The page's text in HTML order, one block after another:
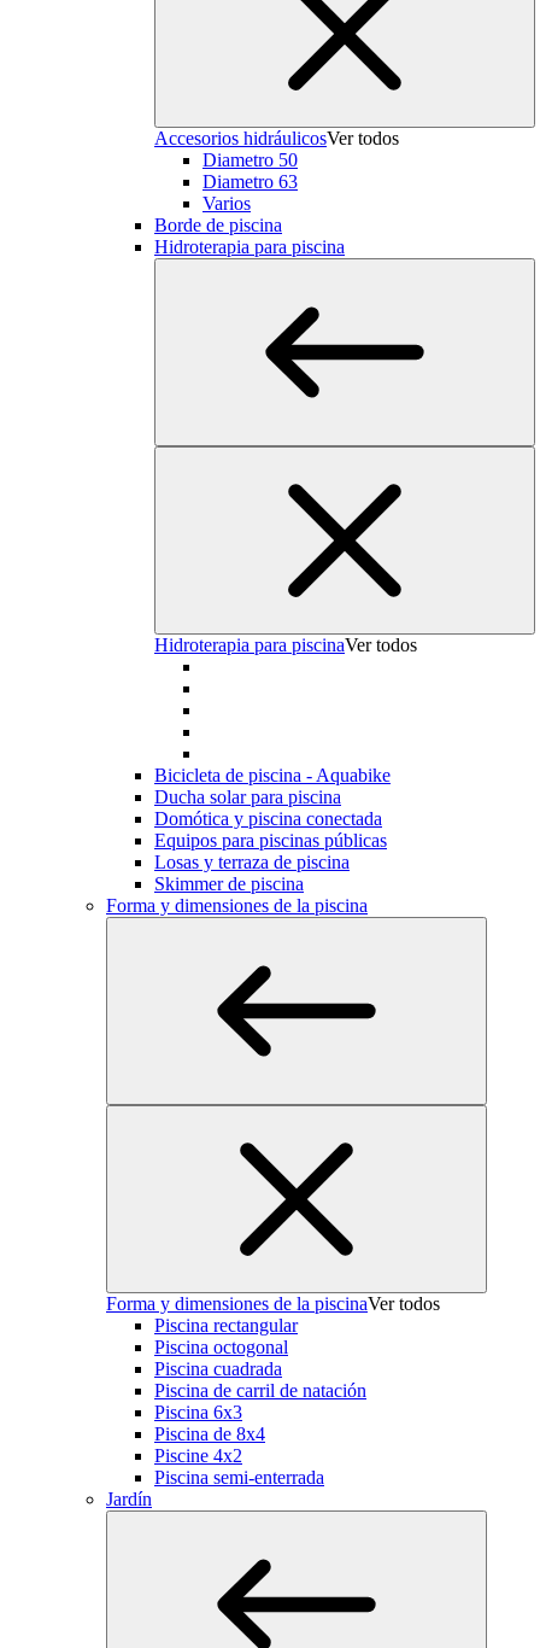
Accesorios hidráulicosVer todos
Diametro 50
Diametro 63
Varios
Borde de piscina
Hidroterapia para piscina
Hidroterapia para piscinaVer todos
Bicicleta de piscina - Aquabike
Ducha solar para piscina
Domótica y piscina conectada
Equipos para piscinas públicas
Losas y terraza de piscina
Skimmer de piscina
Forma y dimensiones de la piscina
Forma y dimensiones de la piscinaVer todos
Piscina rectangular
Piscina octogonal
Piscina cuadrada
Piscina de carril de natación
Piscina 6x3
Piscina de 8x4
Piscine 4x2
Piscina semi-enterrada
Jardín